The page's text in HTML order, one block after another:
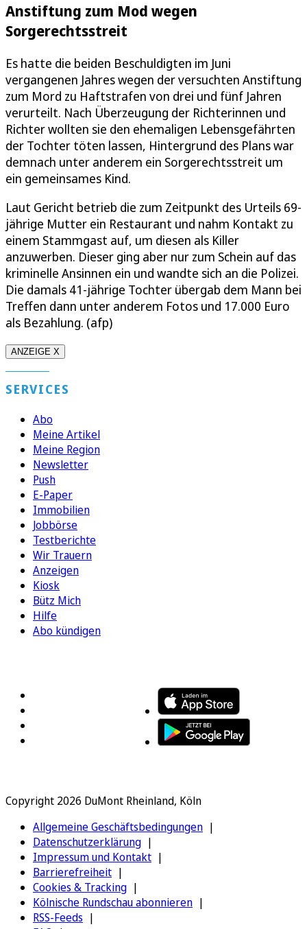
Anstiftung zum Mod wegen
Sorgerechtsstreit
Es hatte die beiden Beschuldigten im Juni
vergangenen Jahres wegen der versuchten Anstiftung
zum Mord zu Haftstrafen von drei und fünf Jahren
verurteilt. Nach Überzeugung der Richterinnen und
Richter wollten sie den ehemaligen Lebensgefährten
der Tochter töten lassen, Hintergrund des Plans war
demnach unter anderem ein Sorgerechtsstreit um
ein gemeinsames Kind.
Laut Gericht betrieb die zum Zeitpunkt des Urteils 69-
jährige Mutter ein Restaurant und nahm Kontakt zu
einem Stammgast auf, um diesen als Killer
anzuwerben. Dieser ging aber nur zum Schein auf das
kriminelle Ansinnen ein und wandte sich an die Polizei.
Die damals 41-jährige Tochter übergab dem Mann bei
Treffen dann unter anderem Fotos und 17.000 Euro
als Bezahlung. (afp)
ANZEIGE X
SERVICES
Abo
Meine Artikel
Meine Region
Newsletter
Push
E-Paper
Immobilien
Jobbörse
Testberichte
Wir Trauern
Anzeigen
Kiosk
Bütz Mich
Hilfe
Abo kündigen
Copyright 2026 DuMont Rheinland, Köln
Allgemeine Geschäftsbedingungen
Datenschutzerklärung
Impressum und Kontakt
Barrierefreiheit
Cookies & Tracking
Kölnische Rundschau abonnieren
RSS-Feeds